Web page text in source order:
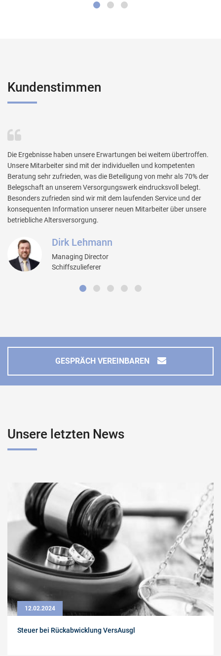
Kundenstimmen
Die Ergebnisse haben unsere Erwartungen bei weitem übertroffen.
Unsere Mitarbeiter sind mit der individuellen und kompetenten
Beratung sehr zufrieden, was die Beteiligung von mehr als 70% der
Belegschaft an unserem Versorgungswerk eindrucksvoll belegt.
Besonders zufrieden sind wir mit dem laufenden Service und der
konsequenten Information unserer neuen Mitarbeiter über unsere
betriebliche Altersversorgung.
Dirk Lehmann
Managing Director
Schiffszulieferer
GESPRÄCH VEREINBAREN
Unsere letzten News
12.02.2024
Steuer bei Rückabwicklung VersAusgl